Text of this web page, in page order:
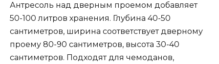
Антресоль над дверным проемом добавляет
50-100 литров хранения. Глубина 40-50
сантиметров, ширина соответствует дверному
проему 80-90 сантиметров, высота 30-40
сантиметров. Подходят для чемоданов,